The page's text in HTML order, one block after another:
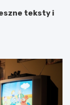
teksty i